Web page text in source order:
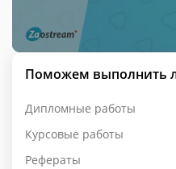
Поможем выполнить
Дипломные работы
Курсовые работы
Рефераты